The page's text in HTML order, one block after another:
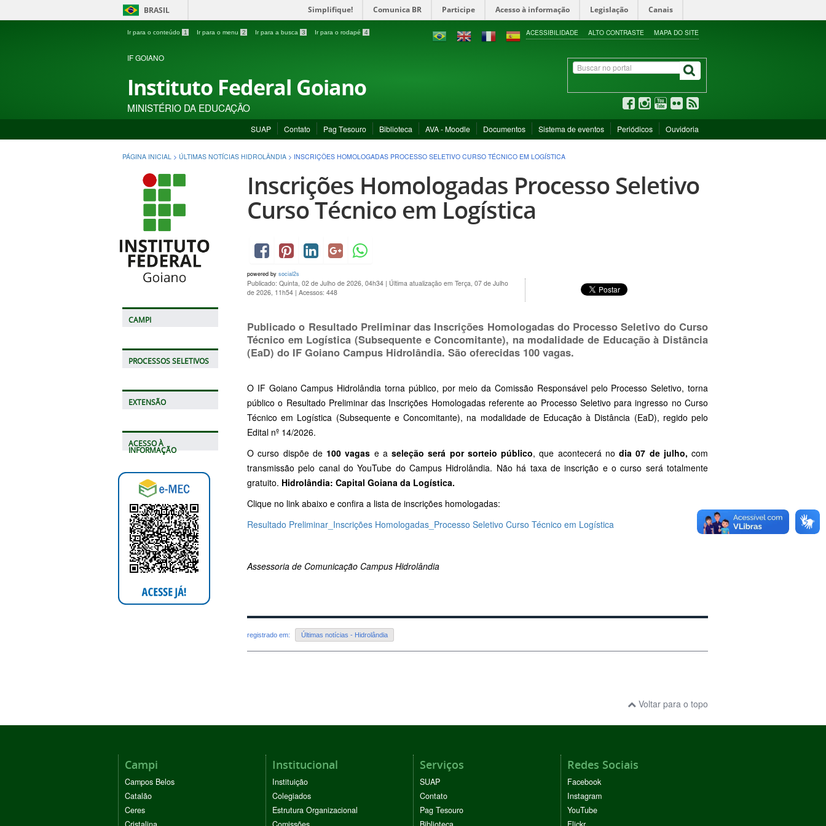
BRASIL Simplifique! Comunica BR Participe Acesso à informação Legislação Canais
Ir para o conteúdo 1 Ir para o menu 2 Ir para a busca 3 Ir para o rodapé 4 ACESSIBILIDADE ALTO CONTRASTE MAPA DO SITE
IF GOIANO
Instituto Federal Goiano
MINISTÉRIO DA EDUCAÇÃO
SUAP Contato Pag Tesouro Biblioteca AVA - Moodle Documentos Sistema de eventos Periódicos Ouvidoria
PÁGINA INICIAL > ÚLTIMAS NOTÍCIAS HIDROLÂNDIA > INSCRIÇÕES HOMOLOGADAS PROCESSO SELETIVO CURSO TÉCNICO EM LOGÍSTICA
CAMPI
PROCESSOS SELETIVOS
EXTENSÃO
ACESSO À
INFORMAÇÃO
Inscrições Homologadas Processo Seletivo
Curso Técnico em Logística
powered by social2s
Publicado: Quinta, 02 de Julho de 2026, 04h34 | Última atualização em Terça, 07 de Julho
de 2026, 11h54 | Acessos: 448
Publicado o Resultado Preliminar das Inscrições Homologadasdo Processo Seletivo do Curso
Técnico em Logística (Subsequente e Concomitante), na modalidade de Educação à Distância
(EaD) do IF Goiano Campus Hidrolândia. São oferecidas 100 vagas.
O IF Goiano Campus Hidrolândia torna público, por meio da Comissão Responsável pelo Processo Seletivo, torna
público o Resultado Preliminar das Inscrições Homologadas referente ao Processo Seletivo para ingresso no Curso
Técnico em Logística (Subsequente e Concomitante), na modalidade de Educação à Distância (EaD), regido pelo
Edital nº 14/2026.
O curso dispõe de 100 vagas e a seleção será por sorteio público, que acontecerá no dia 07 de julho, com
transmissão pelo canal do YouTube do Campus Hidrolândia. Não há taxa de inscrição e o curso será totalmente
gratuito. Hidrolândia: Capital Goiana da Logística.
Clique no link abaixo e confira a lista de inscrições homologadas:
Resultado Preliminar_Inscrições Homologadas_Processo Seletivo Curso Técnico em Logística
Assessoria de Comunicação Campus Hidrolândia
registrado em: Últimas notícias - Hidrolândia
Voltar para o topo
Campi
Campos Belos
Catalão
Ceres
Institucional
Instituição
Colegiados
Estrutura Organizacional
Serviços
SUAP
Contato
Pag Tesouro
Redes Sociais
Facebook
Instagram
YouTube